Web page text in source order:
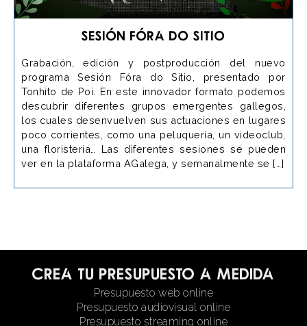
Sesión Fóra do Sitio
Grabación, edición y postproducción del nuevo
programa Sesión Fóra do Sitio, presentado por
Tonhito de Poi. En este innovador formato podemos
descubrir diferentes grupos emergentes gallegos,
los cuales desenvuelven sus actuaciones en lugares
poco corrientes, como una peluquería, un videoclub,
una floristería… Las diferentes sesiones se pueden
ver en la plataforma AGalega, y semanalmente se […]
Crea tu presupuesto a medida
Presupuesto web online
Presupuesto audiovisual online
Presupuesto streaming online